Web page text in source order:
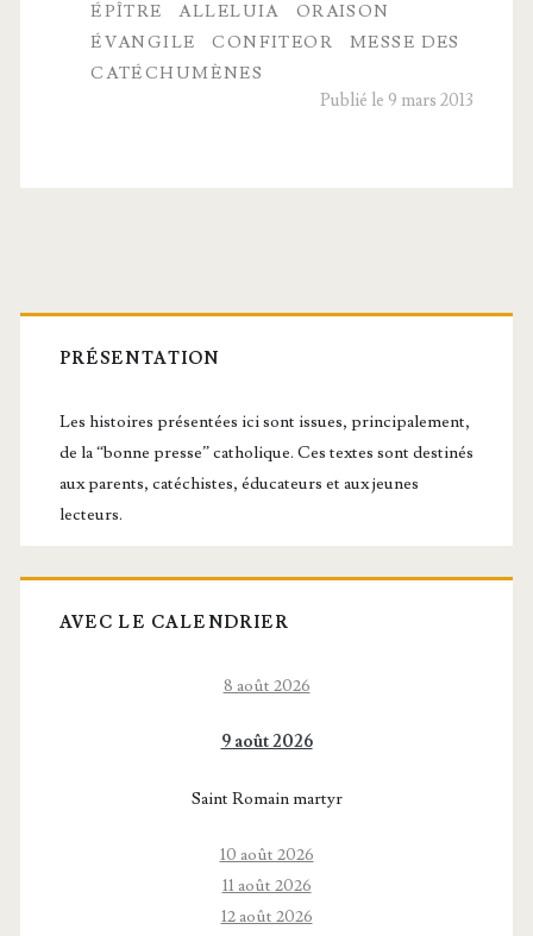
Messe
et
ÉPÎTRE ALLELUIA
ORAISON
ÉVANGILE
CONFITEOR
MESSE DES
CATÉCHUMÈNES
Publié le 9 mars 2013
Barre
latérale
principale
PRÉSENTATION
Les histoires présentées ici sont issues, principalement,
de la “bonne presse” catholique. Ces textes sont destinés
aux parents, catéchistes, éducateurs et aux jeunes
lecteurs.
AVEC LE CALENDRIER
8 août 2026
9 août 2026
Saint Romain martyr
10 août 2026
11 août 2026
12 août 2026